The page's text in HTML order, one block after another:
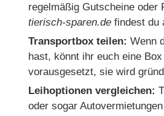
regelmäßig Gutscheine oder
tierisch-sparen.de findest du
Transportbox teilen: Wenn
hast, könnt ihr euch eine
vorausgesetzt, sie wird
Leihoptionen vergleichen:
oder sogar